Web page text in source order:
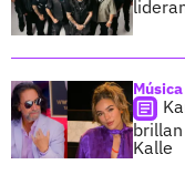
Música
Kalle